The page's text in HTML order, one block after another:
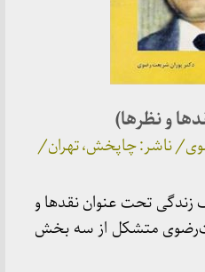
و نظرها)
ناشر: چاپخش، تهران/
تحت عنوان نقدها و
متشکل از سه بخش